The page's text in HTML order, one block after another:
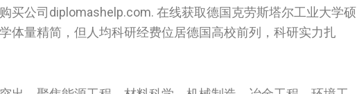
买公司diplomashelp.com. 在线获取德国克劳斯塔尔工业大学硕
体量精简，但人均科研经费位居德国高校前列，科研实力扎